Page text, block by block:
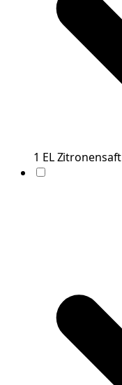
1 ELZitronensaft